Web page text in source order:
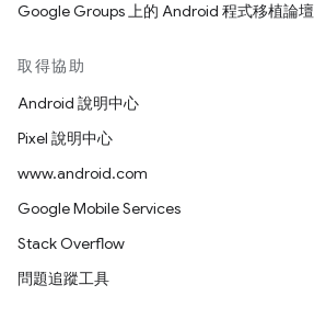
Google Groups 上的 Android 程式移植論壇
取得協助
Android 說明中心
Pixel 說明中心
www.android.com
Google Mobile Services
Stack Overflow
問題追蹤工具